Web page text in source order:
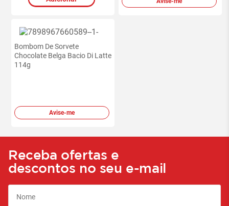
Bombom De Sorvete
Chocolate Belga Bacio Di Latte
114g
Avise-me
Receba ofertas e
descontos no seu e-mail